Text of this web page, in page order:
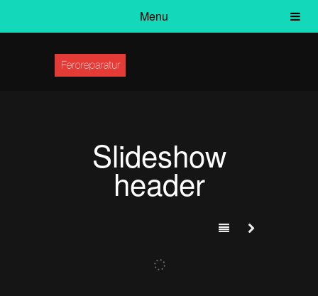
Menu
Slideshow
header